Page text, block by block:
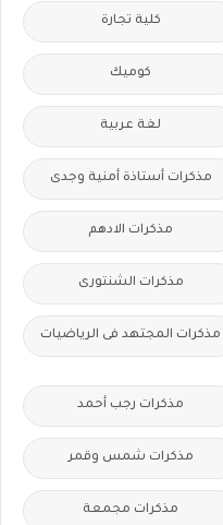
كلية تجارة
كوميك
لغة عربية
مذكرات أستاذة أمنية وجدى
مذكرات الادهم
مذكرات الشنتورى
مذكرات المجتهد فى الرياضيات
مذكرات رجب أحمد
مذكرات شمس وقمر
مذكرات مجمعة